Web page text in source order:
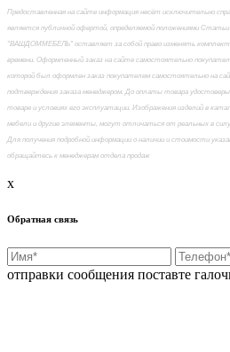
Предоставленная на сайте информация несёт исключительно
является публичной офертой, определяемой положениями
"ВАШДОММЕБЕЛЬ" оставляет за собой право изменять
времени. Оформленный заказ на сайте самостоятельно
которой был оформлен заказ покупателем самостоятельно на
подтверждения заказа менеджером. До оплаты товара
товаре и условиях его эксплуатации. Изображения изделий в
мебели и другие элементы, могут отличаться от реальных в
Для получения подробной информации о наличии и стоимости
обращайтесь к менеджерам отдела продаж
x
Обратная связь
отправки сообщения поставте